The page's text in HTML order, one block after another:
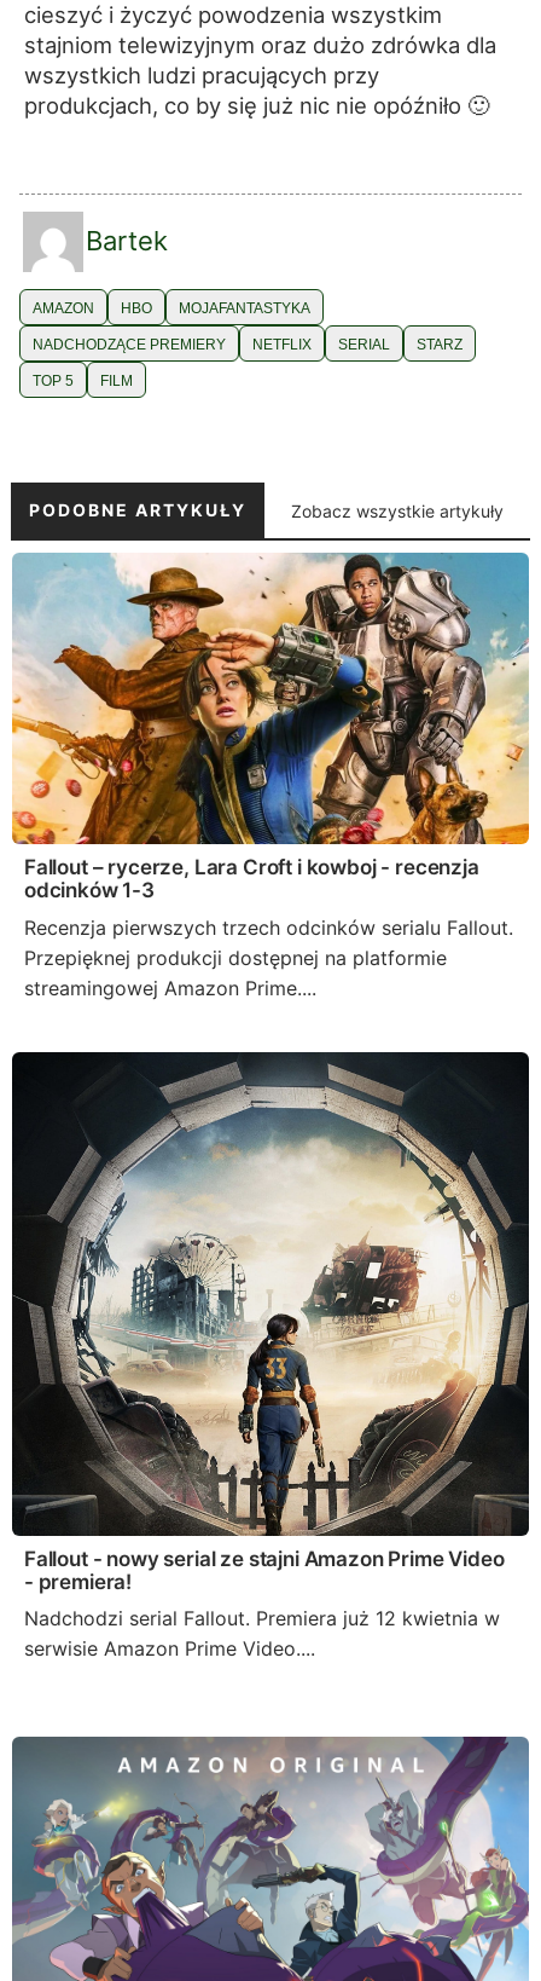
cieszyć i życzyć powodzenia wszystkim
stajniom telewizyjnym oraz dużo zdrówka dla
wszystkich ludzi pracujących przy
produkcjach, co by się już nic nie opóźniło 🙂
Bartek
AMAZON HBO MOJAFANTASTYKA
NADCHODZĄCE PREMIERY NETFLIX SERIAL STARZ
TOP 5 FILM
PODOBNE ARTYKUŁY Zobacz wszystkie artykuły
Fallout – rycerze, Lara Croft i kowboj - recenzja
odcinków 1-3
Recenzja pierwszych trzech odcinków serialu Fallout.
Przepięknej produkcji dostępnej na platformie
streamingowej Amazon Prime....
Fallout - nowy serial ze stajni Amazon Prime Video
- premiera!
Nadchodzi serial Fallout. Premiera już 12 kwietnia w
serwisie Amazon Prime Video....